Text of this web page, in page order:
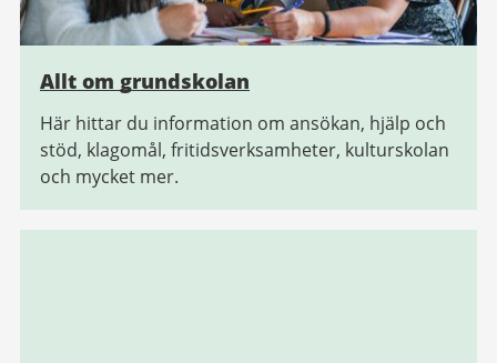
Allt om grundskolan
Här hittar du information om ansökan, hjälp och
stöd, klagomål, fritidsverksamheter, kulturskolan
och mycket mer.